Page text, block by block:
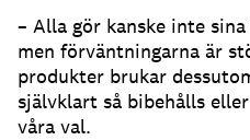
– Alla gör kanske inte
men förväntningarna är
produkter brukar
självklart så bibehålls
våra val.